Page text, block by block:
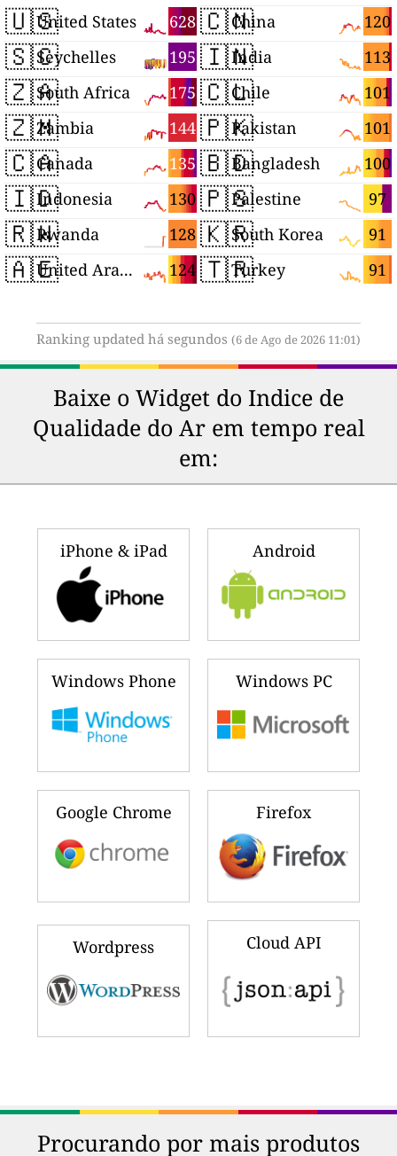
🇺🇸 628
United States
🇸🇨 195
Seychelles
🇿🇦 175
South Africa
🇿🇲 144
Zambia
🇨🇦 135
Canada
🇮🇩 130
Indonesia
🇷🇼 128
Rwanda
🇦🇪 124
United Arab Emirates
🇨🇳 120
China
🇮🇳 113
India
🇨🇱 101
Chile
🇵🇰 101
Pakistan
🇧🇩 100
Bangladesh
🇵🇸 97
Palestine
🇰🇷 91
South Korea
🇹🇷 91
Turkey
Ranking updated há segundos (6 de Ago de 2026 11:01)
Baixe o Widget do Indice de
Qualidade do Ar em tempo real
em:
iPhone & iPad Android
Windows Phone Windows PC
Google Chrome Firefox
Wordpress Cloud API
Procurando por mais produtos